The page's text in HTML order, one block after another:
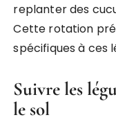
replanter des
Cette rotation
spécifiques à ces
Suivre les
le sol